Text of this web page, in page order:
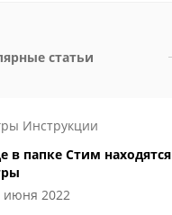
статьи
Инструкции
в папке Стим находятся
июня 2022